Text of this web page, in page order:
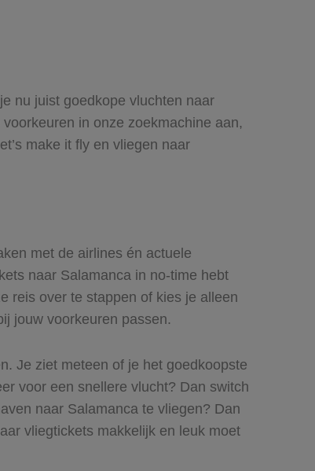
nu juist goedkope vluchten naar
in onze zoekmachine aan,
make it fly en vliegen naar
met de airlines én actuele
naar Salamanca in no-time hebt
reis over te stappen of kies je alleen
jouw voorkeuren passen.
Je ziet meteen of je het goedkoopste
voor een snellere vlucht? Dan switch
naar Salamanca te vliegen? Dan
vliegtickets makkelijk en leuk moet